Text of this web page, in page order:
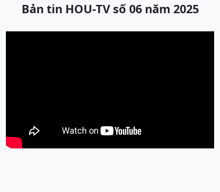
Bản tin HOU-TV số 06 năm 2025